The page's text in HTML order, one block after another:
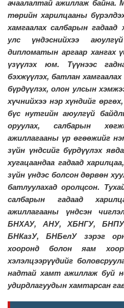
ачаалалтай ажиллаж байна.
төрийн харилцааны
хамгаалах салбарын
улс үндэснийхээ
дипломатын аргаар хангах
үзүүлэх юм. Түүнээс
бэхжүүлэх, батлан
бүрдүүлэх, олон улсын
хүчнийхээ нэр хүндийг
бүс нутгийн аюулгүй
оруулах, салбарын
ажиллагааны үр өгөөжийг
зүйн үндсийг бүрдүүлэх
хугацаандаа гадаад
зүйн үндэс болсон дөрвөн
батлуулахад оролцсон.
салбарын гадаад
ажиллагааны үндсэн
БНХАУ, АНУ, ХБНГУ,
БНКазУ, БНБелУ зэрэг
хооронд болон яам
хэлэлцээрүүдийг
надтай хамт ажиллаж буй
удирдлагуудын хамтарсан